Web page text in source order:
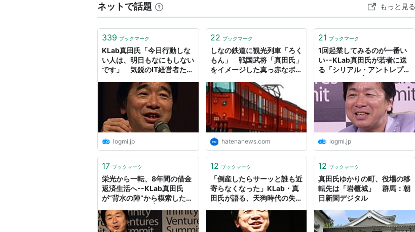
ネットで話題 もっと見る
339 ブックマーク
KLab真田氏「今日行動しな
い人は、明日もなにもしない
です」 気鋭のIT経営者たち
スメ" | ログミーBusiness
logmi.jp
22 ブックマーク
しなの鉄道に観光列車「ろく
もん」 戦国武将「真田氏」
をイメージした真っ赤なボデ
hatenanews.com
21 ブックマーク
1回起業してみるのが一番い
い--KLab真田氏が若者に送
る「シリアル・アントレプレ
Business
logmi.jp
17 ブックマーク
栄光から一転、8年間の借金
返済生活へ--KLab真田氏
が“背水の陣”から模索した、
Business
12 ブックマーク
「倒産したらサーッと誰も近
寄らなくなった」KLab・真
田氏が語る、天狗時代の失敗
12 ブックマーク
真田氏ゆかりの町、役場の移
転先は「岩櫃城」 群馬：朝
日新聞デジタル